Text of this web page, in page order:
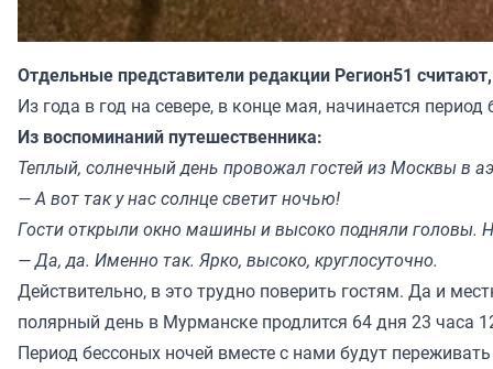
Отдельные представители редакции Регион51
Из года в год на севере, в конце мая, начинается
Из воспоминаний путешественника:
Теплый, солнечный день провожал гостей из Москвы в
— А вот так у нас солнце светит ночью!
Гости открыли окно машины и высоко подняли головы.
— Да, да. Именно так. Ярко, высоко, круглосуточно.
Действительно, в это трудно поверить гостям. Да и
полярный день в Мурманске продлится 64 дня 23 часа
Период бессоных ночей вместе с нами будут